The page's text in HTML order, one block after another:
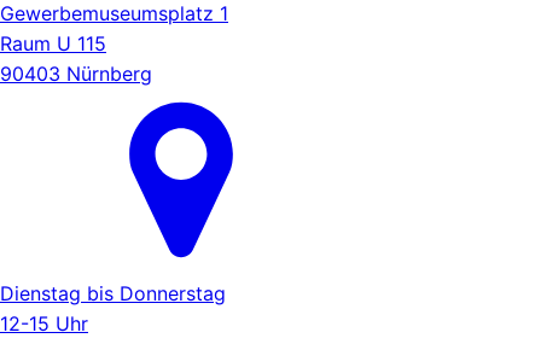
Gewerbemuseumsplatz 1
Raum U 115
90403 Nürnberg
Dienstag bis Donnerstag
12-15 Uhr